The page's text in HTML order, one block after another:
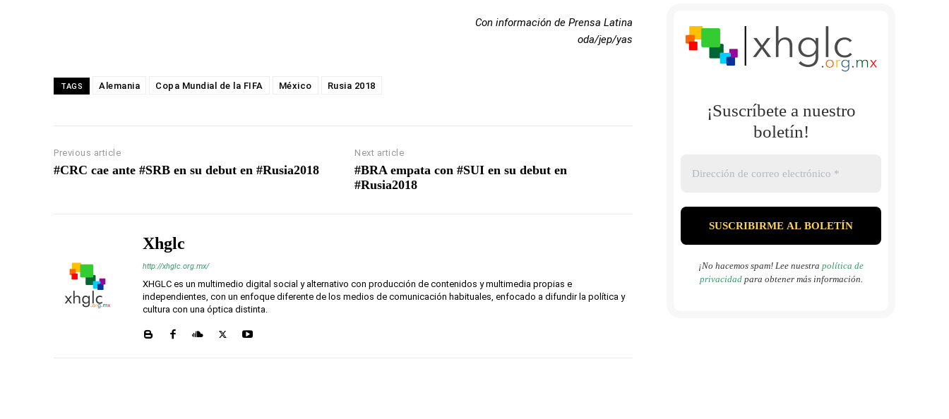
Con información de Prensa Latina
oda/jep/yas
TAGS Alemania Copa Mundial de la FIFA México Rusia 2018
Previous article
#CRC cae ante #SRB en su debut en #Rusia2018
Next article
#BRA empata con #SUI en su debut en
#Rusia2018
Xhglc
http://xhglc.org.mx/
XHGLC es un multimedio digital social y alternativo con producción de contenidos y multimedia propias e
independientes, con un enfoque diferente de los medios de comunicación habituales, enfocado a difundir la política y
cultura con una óptica distinta.
¡Suscríbete a nuestro
boletín!
¡No hacemos spam! Lee nuestra política de
privacidadpara obtener más información.